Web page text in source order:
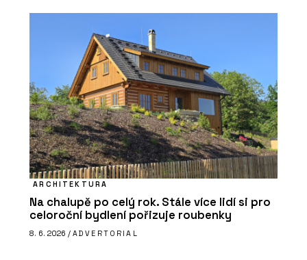
ARCHITEKTURA
Na chalupě po celý rok. Stále více lidí si pro
celoroční bydlení pořizuje roubenky
8. 6. 2026 / ADVERTORIAL